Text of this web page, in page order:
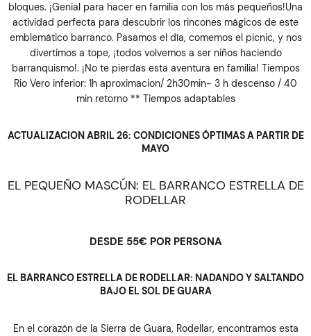
bloques. ¡Genial para hacer en familia con los más pequeños!Una
actividad perfecta para descubrir los rincones mágicos de este
emblemático barranco. Pasamos el día, comemos el picnic, y nos
divertimos a tope, ¡todos volvemos a ser niños haciendo
barranquismo!. ¡No te pierdas esta aventura en familia! Tiempos
Rio Vero inferior: 1h aproximacion/ 2h30min- 3 h descenso / 40
min retorno ** Tiempos adaptables
ACTUALIZACION ABRIL 26: CONDICIONES ÓPTIMAS A PARTIR DE
MAYO
EL PEQUEÑO MASCÚN: EL BARRANCO ESTRELLA DE
RODELLAR
DESDE 55€ POR PERSONA
EL BARRANCO ESTRELLA DE RODELLAR: NADANDO Y SALTANDO
BAJO EL SOL DE GUARA
En el corazón de la Sierra de Guara, Rodellar, encontramos esta